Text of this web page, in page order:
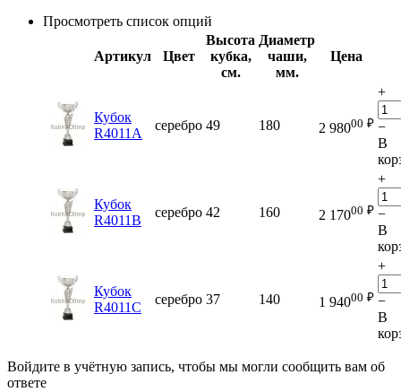
Просмотреть список опций
Артикул Цвет
Высота
кубка,
см.
Диаметр
чаши,
мм.
Цена
Кубок
R4011A
серебро 49 180 2 98000 ₽
+
−
В
Кубок
R4011B
серебро 42 160 2 17000 ₽
+
−
В
Кубок
R4011C
серебро 37 140 1 94000 ₽
+
−
В
Войдите в учётную запись, чтобы мы могли сообщить вам об
ответе